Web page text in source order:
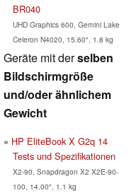
BR040
UHD Graphics 600, Gemini Lake
Celeron N4020, 15.60", 1.8 kg
Geräte mit derselben
Bildschirmgröße
und/oder ähnlichem
Gewicht
HP EliteBook X G2q 14
Tests und Spezifikationen
X2-90, Snapdragon X2 X2E-90-
100, 14.00", 1.1 kg